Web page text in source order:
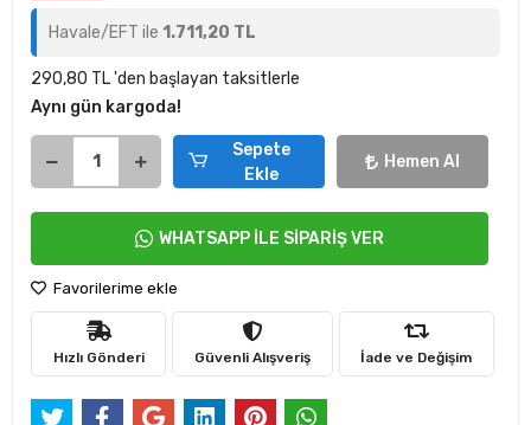
Havale/EFT ile 1.711,20 TL
290,80 TL 'den başlayan taksitlerle
Aynı gün kargoda!
Sepete
Ekle
Hemen Al
WHATSAPP İLE SİPARİŞ VER
Favorilerime ekle
Hızlı Gönderi Güvenli Alışveriş İade ve Değişim